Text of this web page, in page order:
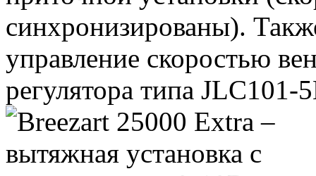
синхронизированы).
управление скоростью
регулятора типа JLС101-